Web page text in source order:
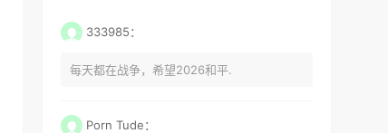
333985：
每天都在战争，希望2026和平.
Porn Tude：